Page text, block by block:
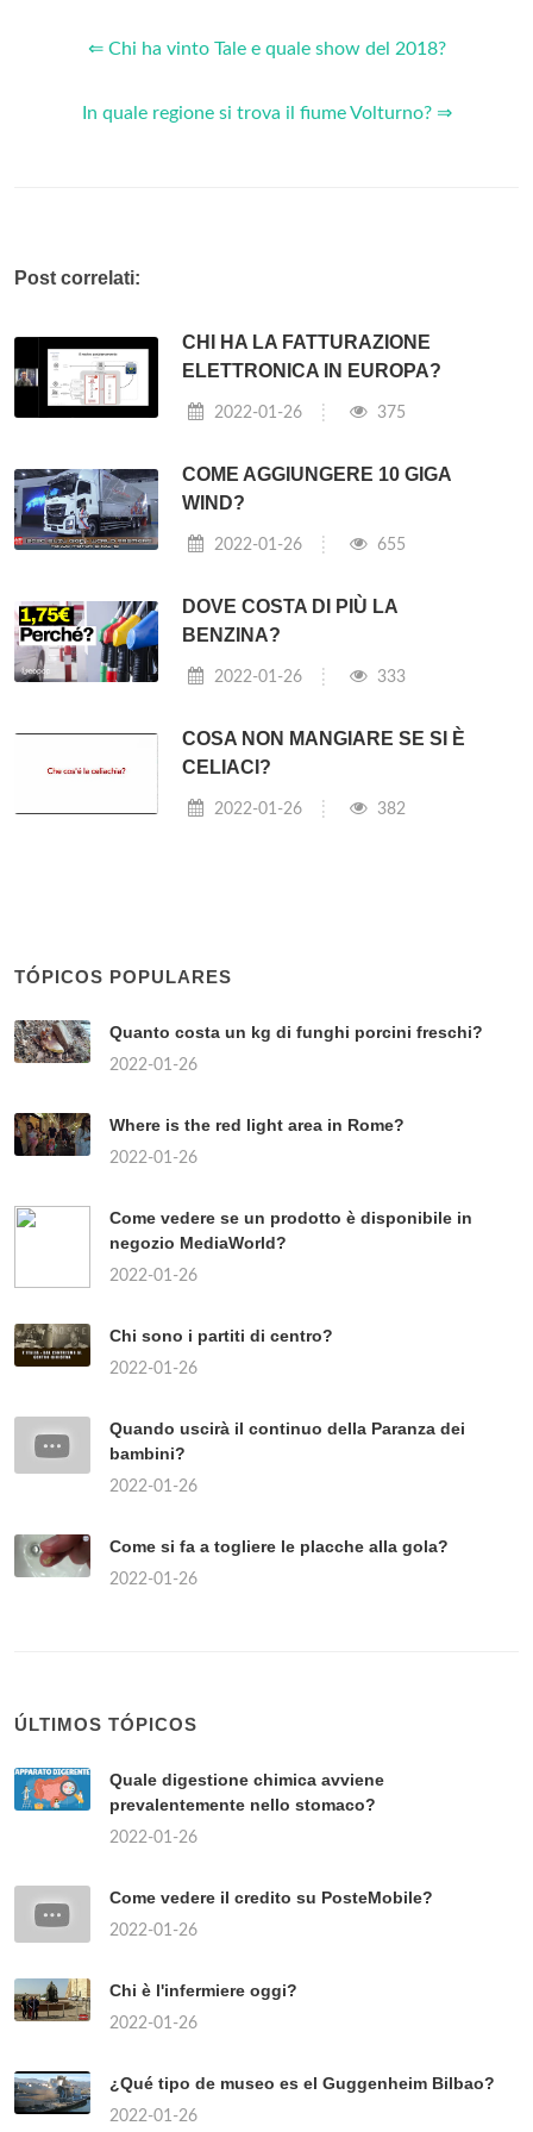
⇐ Chi ha vinto Tale e quale show del 2018?
In quale regione si trova il fiume Volturno? ⇒
Post correlati:
CHI HA LA FATTURAZIONE
ELETTRONICA IN EUROPA?
2022-01-26 375
COME AGGIUNGERE 10 GIGA
WIND?
2022-01-26 655
DOVE COSTA DI PIÙ LA
BENZINA?
2022-01-26 333
COSA NON MANGIARE SE SI È
CELIACI?
2022-01-26 382
TÓPICOS POPULARES
Quanto costa un kg di funghi porcini freschi?
2022-01-26
Where is the red light area in Rome?
2022-01-26
Come vedere se un prodotto è disponibile in
negozio MediaWorld?
2022-01-26
Chi sono i partiti di centro?
2022-01-26
Quando uscirà il continuo della Paranza dei
bambini?
2022-01-26
Come si fa a togliere le placche alla gola?
2022-01-26
ÚLTIMOS TÓPICOS
Quale digestione chimica avviene
prevalentemente nello stomaco?
2022-01-26
Come vedere il credito su PosteMobile?
2022-01-26
Chi è l'infermiere oggi?
2022-01-26
¿Qué tipo de museo es el Guggenheim Bilbao?
2022-01-26